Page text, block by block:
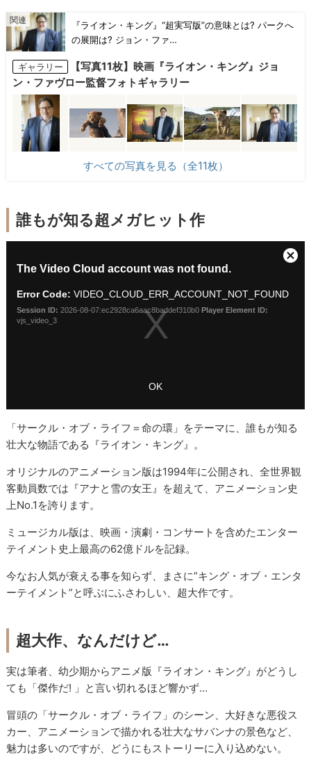
『ライオン・キング』“超実写版”の意味とは? パークへ
の展開は? ジョン・ファ…
ギャラリー
【写真11枚】映画『ライオン・キング』ジョ
ン・ファヴロー監督フォトギャラリー
すべての写真を見る（全11枚）
誰もが知る超メガヒット作
「サークル・オブ・ライフ＝命の環」をテーマに、誰もが知る
壮大な物語である『ライオン・キング』。
オリジナルのアニメーション版は1994年に公開され、全世界観
客動員数では『アナと雪の女王』を超えて、アニメーション史
上No.1を誇ります。
ミュージカル版は、映画・演劇・コンサートを含めたエンター
テイメント史上最高の62億ドルを記録。
今なお人気が衰える事を知らず、まさに”キング・オブ・エンタ
ーテイメント”と呼ぶにふさわしい、超大作です。
超大作、なんだけど…
実は筆者、幼少期からアニメ版『ライオン・キング』がどうし
ても「傑作だ! 」と言い切れるほど響かず…
冒頭の「サークル・オブ・ライフ」のシーン、大好きな悪役ス
カー、アニメーションで描かれる壮大なサバンナの景色など、
魅力は多いのですが、どうにもストーリーに入り込めない。